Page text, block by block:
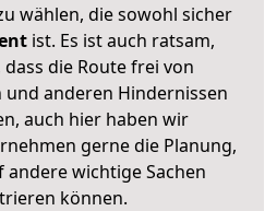
wählen, die sowohl sicher
ist. Es ist auch ratsam,
die Route frei von
anderen Hindernissen
auch hier haben wir
gerne die Planung,
andere wichtige Sachen
können.